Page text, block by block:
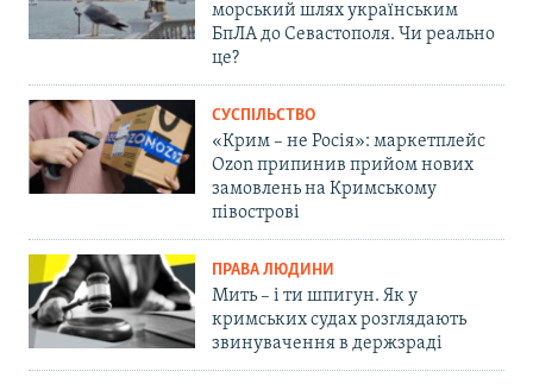
морський шлях українським
БпЛА до Севастополя. Чи реально
це?
СУСПІЛЬСТВО
«Крим – не Росія»: маркетплейс
Ozon припинив прийом нових
замовлень на Кримському
півострові
ПРАВА ЛЮДИНИ
Мить – і ти шпигун. Як у
кримських судах розглядають
звинувачення в держзраді